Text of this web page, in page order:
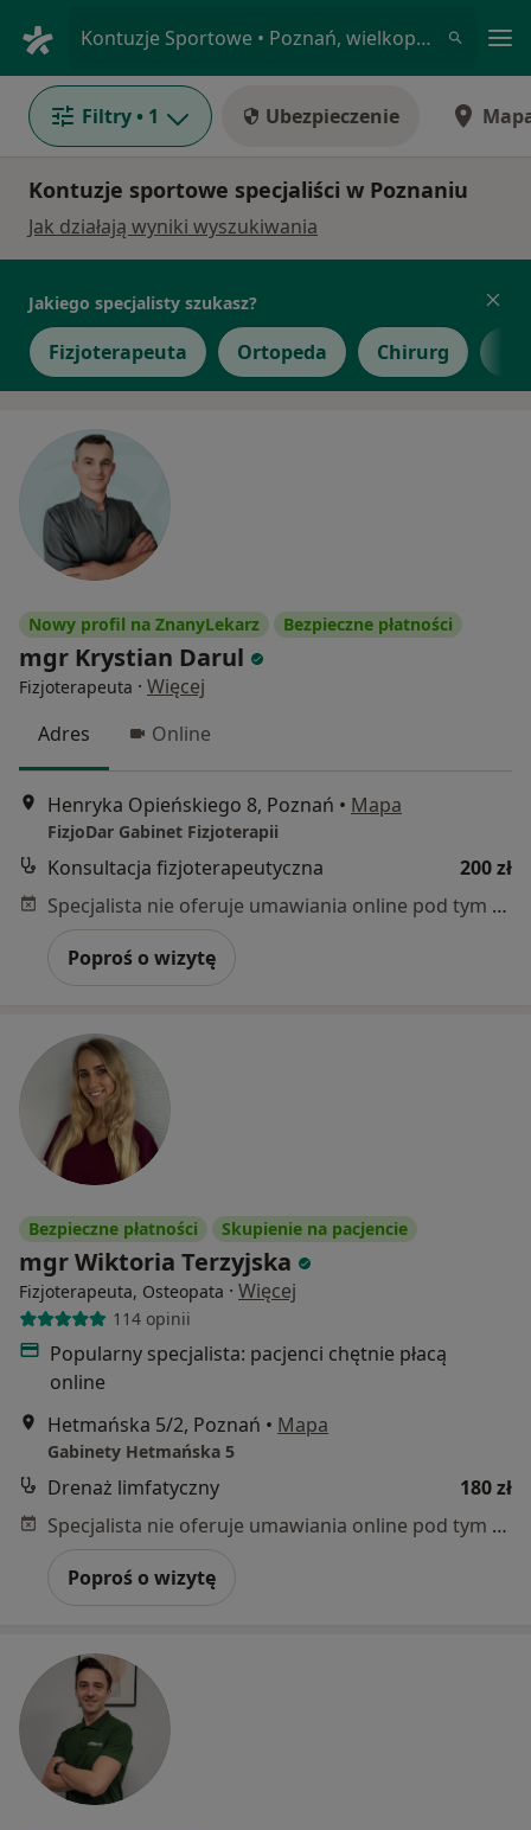
Kontuzje Sportowe • Poznań, wielkopolskie
Filtry • 1 Ubezpieczenie
Kontuzje sportowe specjaliści w Poznaniu
Jak działają wyniki wyszukiwania
Jakiego specjalisty szukasz?
Fizjoterapeuta Ortopeda Chirurg
Nowy profil na ZnanyLekarz Bezpieczne płatności
mgr Krystian Darul
Fizjoterapeuta · Więcej
Adres
Online
Henryka Opieńskiego 8, Poznań • Mapa
FizjoDar Gabinet Fizjoterapii
Konsultacja fizjoterapeutyczna
200 zł
Specjalista nie oferuje umawiania online pod tym adresem.
Poproś o wizytę
Bezpieczne płatności Skupienie na pacjencie
mgr Wiktoria Terzyjska
Fizjoterapeuta, Osteopata · Więcej
114 opinii
Popularny specjalista: pacjenci chętnie płacą
online
Hetmańska 5/2, Poznań • Mapa
Gabinety Hetmańska 5
Drenaż limfatyczny
180 zł
Specjalista nie oferuje umawiania online pod tym adresem.
Poproś o wizytę